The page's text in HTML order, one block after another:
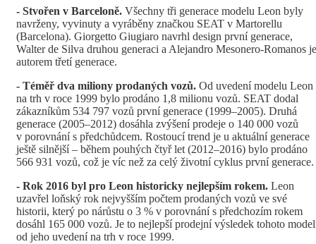
- Stvořen v Barceloně. Všechny tři generace modelu Leon byly
navrženy, vyvinuty a vyráběny značkou SEAT v Martorellu
(Barcelona). Giorgetto Giugiaro navrhl design první generace,
Walter de Silva druhou generaci a Alejandro Mesonero-Romanos je
autorem třetí generace.
- Téměř dva miliony prodaných vozů. Od uvedení modelu Leon
na trh v roce 1999 bylo prodáno 1,8 milionu vozů. SEAT dodal
zákazníkům 534 797 vozů první generace (1999–2005). Druhá
generace (2005–2012) dosáhla zvýšení prodeje o 140 000 vozů
v porovnání s předchůdcem. Rostoucí trend je u aktuální generace
ještě silnější – během pouhých čtyř let (2012–2016) bylo prodáno
566 931 vozů, což je víc než za celý životní cyklus první generace.
- Rok 2016 byl pro Leon historicky nejlepším rokem. Leon
uzavřel loňský rok nejvyšším počtem prodaných vozů ve své
historii, který po nárůstu o 3 % v porovnání s předchozím rokem
dosáhl 165 000 vozů. Je to nejlepší prodejní výsledek tohoto
od jeho uvedení na trh v roce 1999.